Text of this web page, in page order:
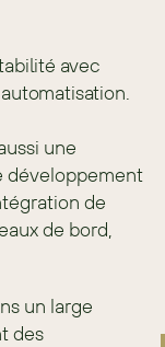
avec
une
développement
de
de bord,
un large
des